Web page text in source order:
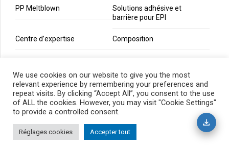
PP Meltblown
Solutions adhésive et
barrière pour EPI
Centre d’expertise Composition
Articles et actualité
We use cookies on our website to give you the most
relevant experience by remembering your preferences and
repeat visits. By clicking “Accept All”, you consent to the use
of ALL the cookies. However, you may visit "Cookie Settings"
to provide a controlled consent.
Réglages cookies Accepter tout